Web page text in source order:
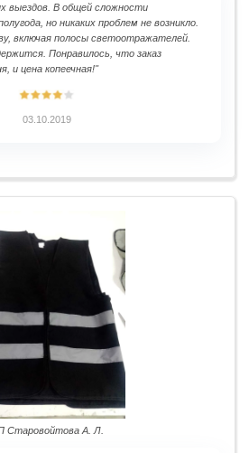
выездов. В общей сложности
но никаких проблем не возникло.
включая полосы светоотражателей.
Понравилось, что заказ
и цена копеечная!"
03.10.2019
Старовойтова А. Л.